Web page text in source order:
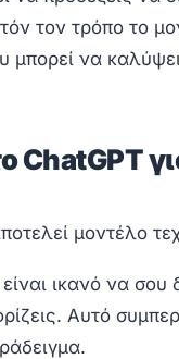
τον τρόπο το
μπορεί να
ChatGPT
μοντέλο
ικανό να σου
Αυτό